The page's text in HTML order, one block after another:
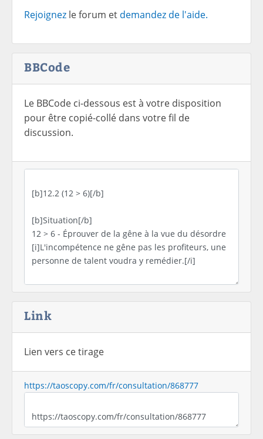
Rejoignez le forum et demandez de l'aide.
BBCode
Le BBCode ci-dessous est à votre disposition
pour être copié-collé dans votre fil de
discussion.
Link
Lien vers ce tirage
https://taoscopy.com/fr/consultation/868777